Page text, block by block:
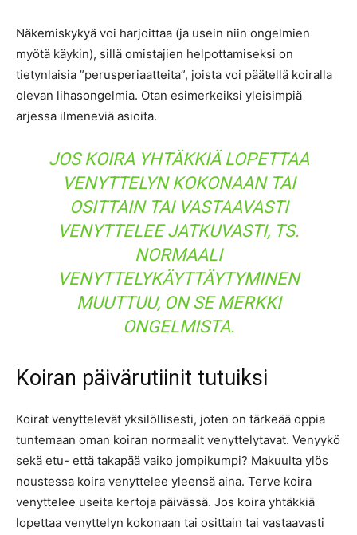
Näkemiskykyä voi harjoittaa (ja usein niin ongelmien
myötä käykin), sillä omistajien helpottamiseksi on
tietynlaisia ”perusperiaatteita”, joista voi päätellä koiralla
olevan lihasongelmia. Otan esimerkeiksi yleisimpiä
arjessa ilmeneviä asioita.
JOS KOIRA YHTÄKKIÄ LOPETTAA
VENYTTELYN KOKONAAN TAI
OSITTAIN TAI VASTAAVASTI
VENYTTELEE JATKUVASTI, TS.
NORMAALI
VENYTTELYKÄYTTÄYTYMINEN
MUUTTUU, ON SE MERKKI
ONGELMISTA.
Koiran päivärutiinit tutuiksi
Koirat venyttelevät yksilöllisesti, joten on tärkeää oppia
tuntemaan oman koiran normaalit venyttelytavat. Venyykö
sekä etu- että takapää vaiko jompikumpi? Makuulta ylös
noustessa koira venyttelee yleensä aina. Terve koira
venyttelee useita kertoja päivässä. Jos koira yhtäkkiä
lopettaa venyttelyn kokonaan tai osittain tai vastaavasti